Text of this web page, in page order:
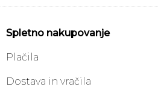
Spletno nakupovanje
Plačila
Dostava in vračila